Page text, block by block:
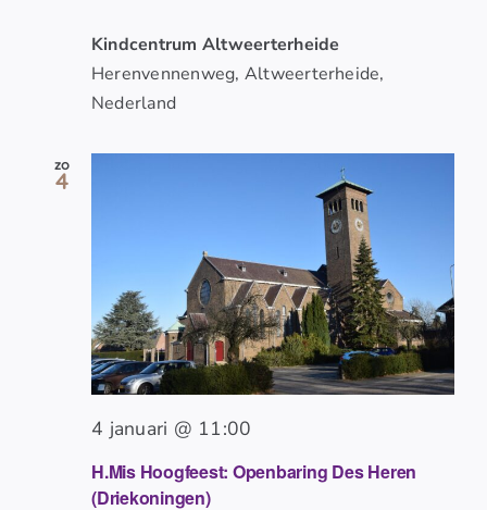
Kindcentrum Altweerterheide
Herenvennenweg, Altweerterheide,
Nederland
zo
4
H.Mis Hoogfeest: Openbaring Des Heren
(Driekoningen)
4 januari @ 11:00